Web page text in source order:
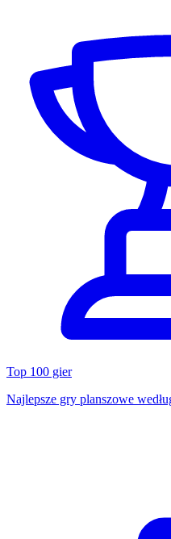
Top 100 gier
Najlepsze gry planszowe